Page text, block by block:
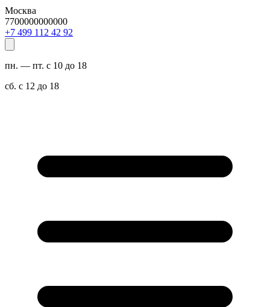
Москва
7700000000000
29 24 211 994 7+
пн. — пт. с 10 до 18
сб. с 12 до 18